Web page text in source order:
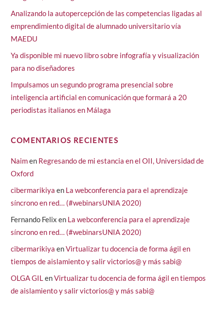
Analizando la autopercepción de las competencias ligadas al
emprendimiento digital de alumnado universitario vía
MAEDU
Ya disponible mi nuevo libro sobre infografía y visualización
para no diseñadores
Impulsamos un segundo programa presencial sobre
inteligencia artificial en comunicación que formará a 20
periodistas italianos en Málaga
COMENTARIOS RECIENTES
Naimen Regresando de mi estancia en el OII, Universidad de
Oxford
cibermarikiya en La webconferencia para el aprendizaje
síncrono en red… (#webinarsUNIA 2020)
Fernando Felix en La webconferencia para el aprendizaje
síncrono en red… (#webinarsUNIA 2020)
cibermarikiya enVirtualizar tu docencia de forma ágil en
tiempos de aislamiento y salir victorios@ y más sabi@
OLGA GILenVirtualizar tu docencia de forma ágil en tiempos
de aislamiento y salir victorios@ y más sabi@